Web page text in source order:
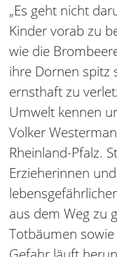
„Es geht nicht
Kinder vorab zu
wie die
ihre Dornen spitz
ernsthaft zu
Umwelt kennen
Volker
Rheinland-Pfalz.
Erzieherinnen
aus dem Weg zu
Totbäumen